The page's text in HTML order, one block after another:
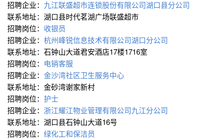
招聘企业： 九江联盛超市连锁股份有限公司湖口县分公司
联系地址：湖口县时代茗湖广场联盛超市
招聘岗位： 收银员
招聘企业： 杭州峰锐信息技术有限公司湖口分公司
联系地址：石钟山大道君安酒店17楼1716室
招聘岗位： 电销客服
招聘企业： 金沙湾社区卫生服务中心
联系地址：金砂湾谢家新村
招聘岗位： 护士
招聘企业： 浙江耀江物业管理有限公司九江分公司
联系地址：湖口县石钟山大道16号
招聘岗位： 绿化工和保洁员